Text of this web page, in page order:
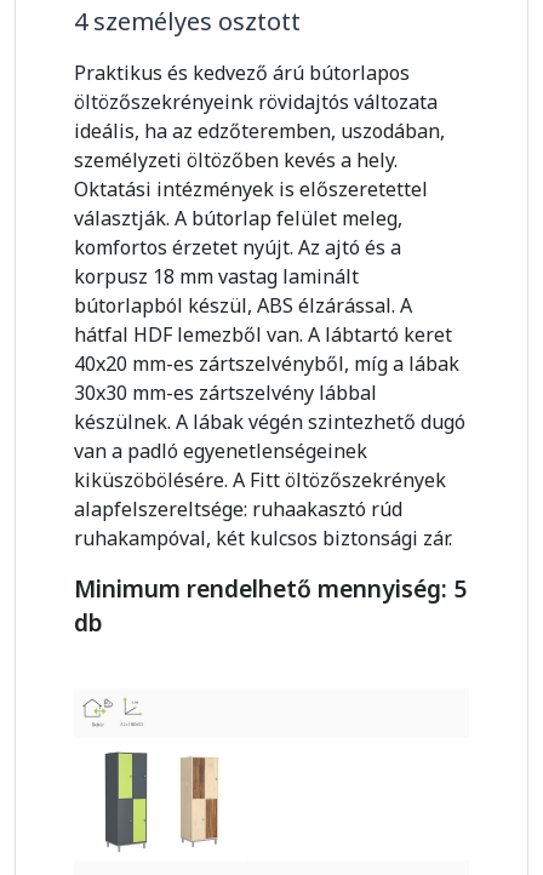
4 személyes osztott
Praktikus és kedvező árú bútorlapos
öltözőszekrényeink rövidajtós változata
ideális, ha az edzőteremben, uszodában,
személyzeti öltözőben kevés a hely.
Oktatási intézmények is előszeretettel
választják. A bútorlap felület meleg,
komfortos érzetet nyújt. Az ajtó és a
korpusz 18 mm vastag laminált
bútorlapból készül, ABS élzárással. A
hátfal HDF lemezből van. A lábtartó keret
40x20 mm-es zártszelvényből, míg a lábak
30x30 mm-es zártszelvény lábbal
készülnek. A lábak végén szintezhető dugó
van a padló egyenetlenségeinek
kiküszöbölésére. A Fitt öltözőszekrények
alapfelszereltsége: ruhaakasztó rúd
ruhakampóval, két kulcsos biztonsági zár.
Minimum rendelhető mennyiség: 5
db